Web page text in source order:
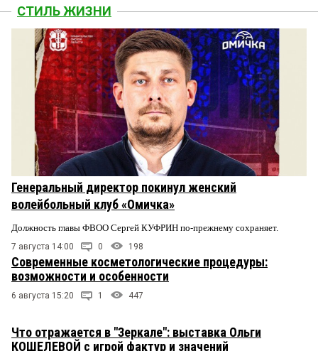
СТИЛЬ ЖИЗНИ
Генеральный директор покинул женский
волейбольный клуб «Омичка»
Должность главы ФВОО Сергей КУФРИН по-прежнему сохраняет.
7 августа 14:00 0 198
Современные косметологические процедуры:
возможности и особенности
6 августа 15:20 1 447
Что отражается в "Зеркале": выставка Ольги
КОШЕЛЕВОЙ с игрой фактур и значений